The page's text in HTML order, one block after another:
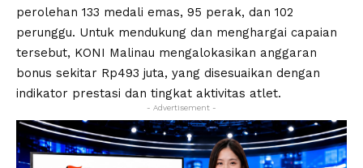
perolehan 133 medali emas, 95 perak, dan 102
perunggu. Untuk mendukung dan menghargai capaian
tersebut, KONI Malinau mengalokasikan anggaran
bonus sekitar Rp493 juta, yang disesuaikan dengan
indikator prestasi dan tingkat aktivitas atlet.
- Advertisement -